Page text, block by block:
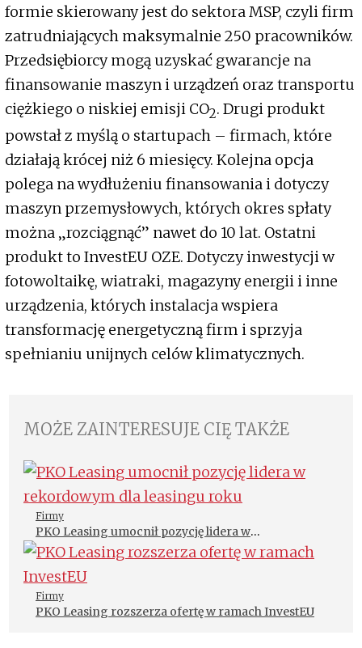
formie skierowany jest do sektora MSP, czyli firm
zatrudniających maksymalnie 250 pracowników.
Przedsiębiorcy mogą uzyskać gwarancje na
finansowanie maszyn i urządzeń oraz transportu
ciężkiego o niskiej emisji CO2. Drugi produkt
powstał z myślą o startupach – firmach, które
działają krócej niż 6 miesięcy. Kolejna opcja
polega na wydłużeniu finansowania i dotyczy
maszyn przemysłowych, których okres spłaty
można „rozciągnąć” nawet do 10 lat. Ostatni
produkt to InvestEU OZE. Dotyczy inwestycji w
fotowoltaikę, wiatraki, magazyny energii i inne
urządzenia, których instalacja wspiera
transformację energetyczną firm i sprzyja
spełnianiu unijnych celów klimatycznych.
MOŻE ZAINTERESUJE CIĘ TAKŻE
Firmy
PKO Leasing umocnił pozycję lidera w
rekordowym dla leasingu roku
Firmy
PKO Leasing rozszerza ofertę w ramach InvestEU